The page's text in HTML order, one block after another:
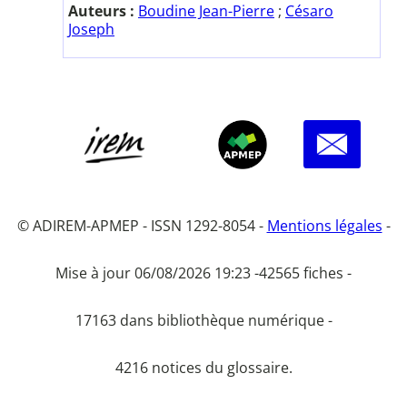
Auteurs : Boudine Jean-Pierre ; Césaro
Joseph
© ADIREM-APMEP - ISSN 1292-8054 - Mentions légales -
Mise à jour 06/08/2026 19:23 -42565 fiches -
17163 dans bibliothèque numérique -
4216 notices du glossaire.